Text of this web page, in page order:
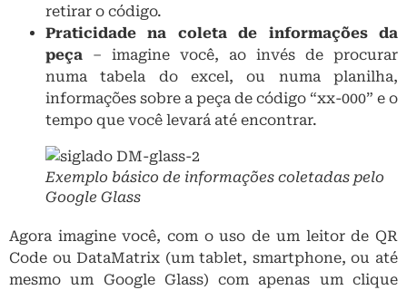
retirar o código.
Praticidade na coleta de informações da
peça – imagine você, ao invés de procurar
numa tabela do excel, ou numa planilha,
informações sobre a peça de código “xx-000” e o
tempo que você levará até encontrar.
Exemplo básico de informações coletadas pelo
Google Glass
Agora imagine você, com o uso de um leitor de QR
Code ou DataMatrix (um tablet, smartphone, ou até
mesmo um Google Glass) com apenas um clique